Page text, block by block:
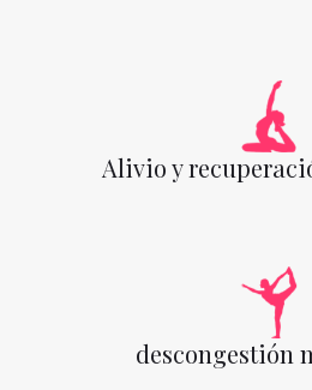
Alivio y
descongestión